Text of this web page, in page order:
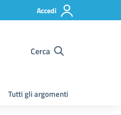
Accedi
Cerca
Tutti gli argomenti